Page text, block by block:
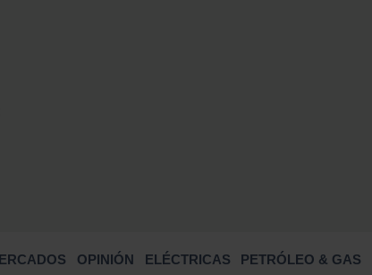
OPINIÓN ELÉCTRICAS PETRÓLEO & GAS
BUSCAR